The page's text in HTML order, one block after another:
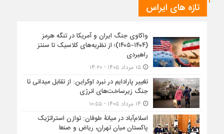
تازه های ایراس
واکاوی جنگ ایران و آمریکا در تنگه هرمز
(۱۴۰۴-۱۴۰۵)؛ از نظریه‌های کلاسیک تا سنتز
راهبردی
۱۵ مرداد ۱۴۰۵ - ۱۴:۲۰
تغییر پارادایم در نبرد اوکراین: از تقابل میدانی تا
جنگ زیرساخت‌های انرژی
اسلام‌آباد در میانۀ طوفان: توازن استراتژیک
پاکستان میان تهران، ریاض و صنعا